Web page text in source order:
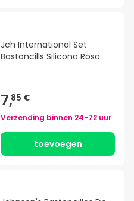
Jch International Set
Bastoncills Silicona Rosa
7,85 €
Verzending binnen 24-72 uur
toevoegen